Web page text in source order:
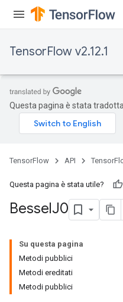
TensorFlow v2.12.1
Questa pagina è stata
TensorFlow API
Questa pagina è stata utile?
BesselJ0
Su questa pagina
Metodi pubblici
Metodi ereditati
Metodi pubblici